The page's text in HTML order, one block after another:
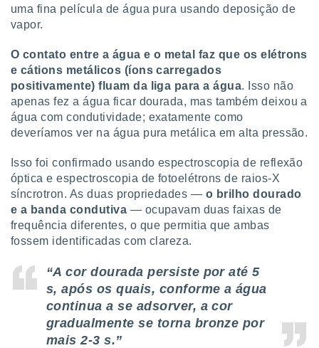
uma fina película de água pura usando deposição de
vapor.
O contato entre a água e o metal faz que os elétrons
e cátions metálicos (íons carregados
positivamente) fluam da liga para a água. Isso não
apenas fez a água ficar dourada, mas também deixou a
água com condutividade; exatamente como
deveríamos ver na água pura metálica em alta pressão.
Isso foi confirmado usando espectroscopia de reflexão
óptica e espectroscopia de fotoelétrons de raios-X
síncrotron. As duas propriedades — o brilho dourado
e a banda condutiva — ocupavam duas faixas de
frequência diferentes, o que permitia que ambas
fossem identificadas com clareza.
“A cor dourada persiste por até 5
s, após os quais, conforme a água
continua a se adsorver, a cor
gradualmente se torna bronze por
mais 2-3 s.”